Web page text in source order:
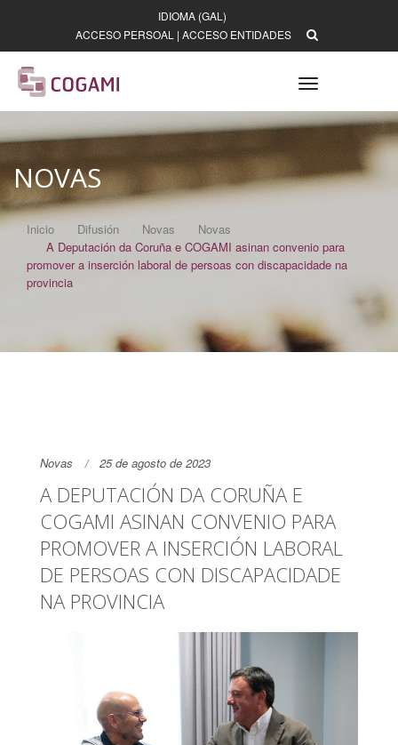
IDIOMA (GAL)
ACCESO PERSOAL | ACCESO ENTIDADES
Toggle
navigation
NOVAS
Inicio Difusión Novas
Novas
A Deputación da Coruña e COGAMI asinan convenio para
promover a inserción laboral de persoas con discapacidade na
provincia
Novas 25 de agosto de 2023
A DEPUTACIÓN DA CORUÑA E
COGAMI ASINAN CONVENIO PARA
PROMOVER A INSERCIÓN LABORAL
DE PERSOAS CON DISCAPACIDADE
NA PROVINCIA